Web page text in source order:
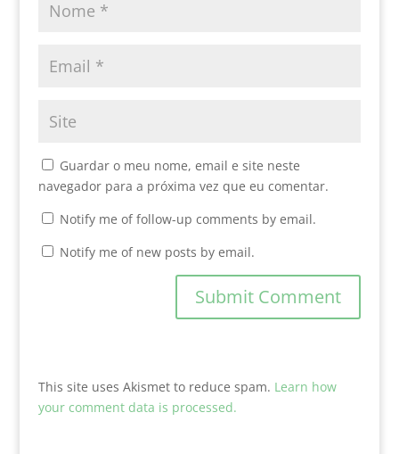
Guardar o meu nome, email e site neste
navegador para a próxima vez que eu comentar.
Notify me of follow-up comments by email.
Notify me of new posts by email.
This site uses Akismet to reduce spam. Learn how
your comment data is processed.